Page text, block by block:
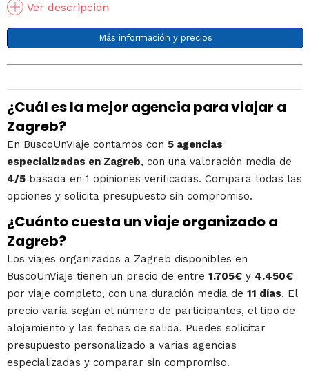
Ver descripción
Más información y precios
¿Cuál es la mejor agencia para viajar a
Zagreb?
En BuscoUnViaje contamos con 5 agencias
especializadas en Zagreb, con una valoración media de
4/5 basada en 1 opiniones verificadas. Compara todas las
opciones y solicita presupuesto sin compromiso.
¿Cuánto cuesta un viaje organizado a
Zagreb?
Los viajes organizados a Zagreb disponibles en
BuscoUnViaje tienen un precio de entre 1.705€ y 4.450€
por viaje completo, con una duración media de 11 días. El
precio varía según el número de participantes, el tipo de
alojamiento y las fechas de salida. Puedes solicitar
presupuesto personalizado a varias agencias
especializadas y comparar sin compromiso.